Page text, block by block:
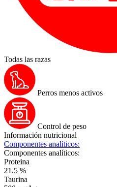
Todas las razas
Perros menos activos
Control de peso
Información nutricional
Componentes analíticos:
Componentes analíticos:
Proteina
21.5 %
Taurina